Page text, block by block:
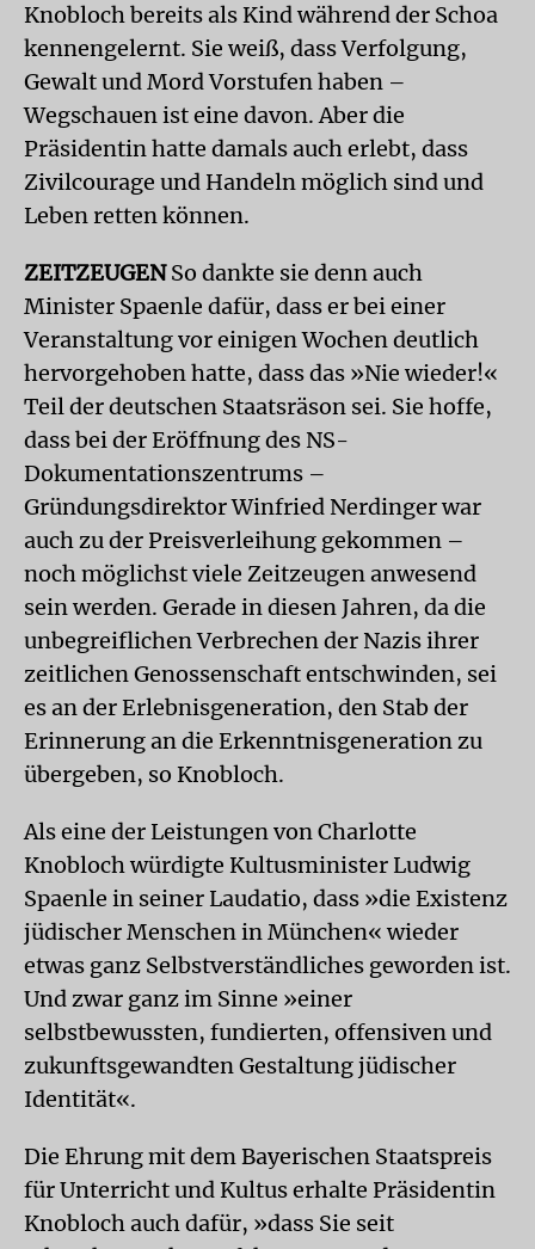
Knobloch bereits als Kind während der Schoa
kennengelernt. Sie weiß, dass Verfolgung,
Gewalt und Mord Vorstufen haben –
Wegschauen ist eine davon. Aber die
Präsidentin hatte damals auch erlebt, dass
Zivilcourage und Handeln möglich sind und
Leben retten können.
ZEITZEUGENSo dankte sie denn auch
Minister Spaenle dafür, dass er bei einer
Veranstaltung vor einigen Wochen deutlich
hervorgehoben hatte, dass das »Nie wieder!«
Teil der deutschen Staatsräson sei. Sie hoffe,
dass bei der Eröffnung des NS-
Dokumentationszentrums –
Gründungsdirektor Winfried Nerdinger war
auch zu der Preisverleihung gekommen –
noch möglichst viele Zeitzeugen anwesend
sein werden. Gerade in diesen Jahren, da die
unbegreiflichen Verbrechen der Nazis ihrer
zeitlichen Genossenschaft entschwinden, sei
es an der Erlebnisgeneration, den Stab der
Erinnerung an die Erkenntnisgeneration zu
übergeben, so Knobloch.
Als eine der Leistungen von Charlotte
Knobloch würdigte Kultusminister Ludwig
Spaenle in seiner Laudatio, dass »die Existenz
jüdischer Menschen in München« wieder
etwas ganz Selbstverständliches geworden ist.
Und zwar ganz im Sinne »einer
selbstbewussten, fundierten, offensiven und
zukunftsgewandten Gestaltung jüdischer
Identität«.
Die Ehrung mit dem Bayerischen Staatspreis
für Unterricht und Kultus erhalte Präsidentin
Knobloch auch dafür, »dass Sie seit